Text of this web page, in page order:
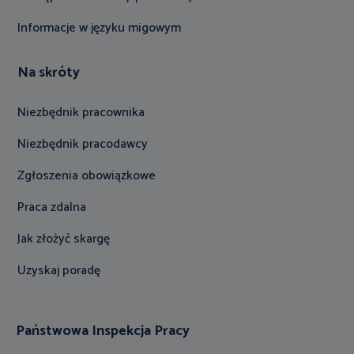
Informacje w języku migowym
Na skróty
Niezbędnik pracownika
Niezbędnik pracodawcy
Zgłoszenia obowiązkowe
Praca zdalna
Jak złożyć skargę
Uzyskaj poradę
Państwowa Inspekcja Pracy